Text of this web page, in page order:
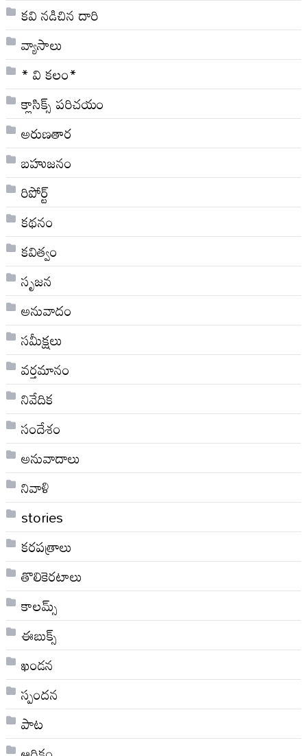
కవి నడిచిన దారి
వ్యాసాలు
* వి క‌లం*
క్లాసిక్స్ ప‌రిచ‌యం
అరుణతార
బహుజనం
రిపోర్ట్
కథనం
కవిత్వం
సృజన
అనువాదం
సమీక్షలు
వర్తమానం
నివేదిక
సందేశం
అనువాదాలు
నివాళి
stories
కరపత్రాలు
తొలికెరటాలు
కాలమ్స్
ఈబుక్స్
ఖండన
స్పందన
పాట